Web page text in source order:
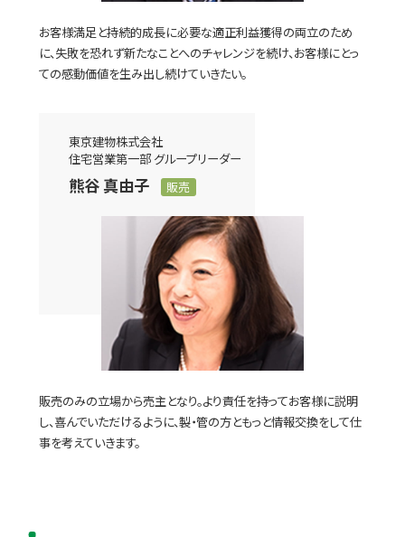
お客様満足と持続的成長に必要な適正利益獲得の両立のため
に、失敗を恐れず新たなことへのチャレンジを続け、お客様にとっ
ての感動価値を生み出し続けていきたい。
東京建物株式会社
住宅営業第一部 グループリーダー
熊谷 真由子 販売
販売のみの立場から売主となり。より責任を持ってお客様に説明
し、喜んでいただけるように、製・管の方ともっと情報交換をして仕
事を考えていきます。